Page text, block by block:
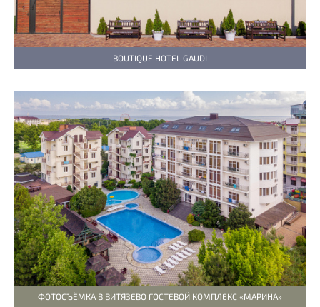
BOUTIQUE HOTEL GAUDI
ФОТОСЪЁМКА В ВИТЯЗЕВО ГОСТЕВОЙ КОМПЛЕКС «МАРИНА»